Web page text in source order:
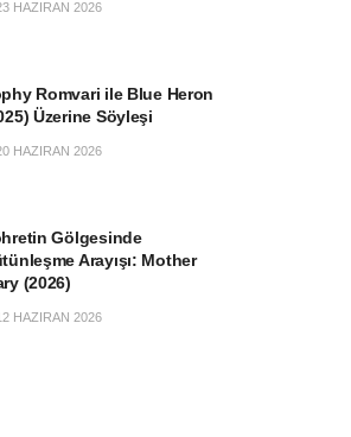
HAZIRAN 2026
Romvari ile Blue Heron
Üzerine Söyleşi
HAZIRAN 2026
Gölgesinde
Arayışı: Mother
(2026)
HAZIRAN 2026